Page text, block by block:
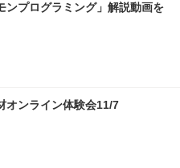
ンプログラミング」解説動画を
オンライン体験会11/7